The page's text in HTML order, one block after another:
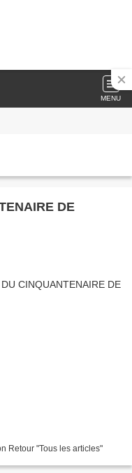
MENU
DE
Retour "Tous les articles"